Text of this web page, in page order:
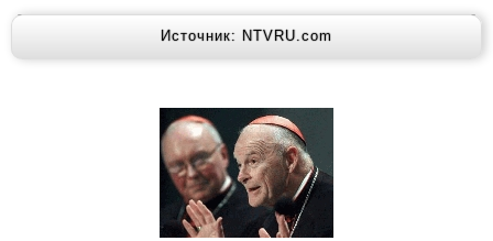
Источник: NTVRU.com